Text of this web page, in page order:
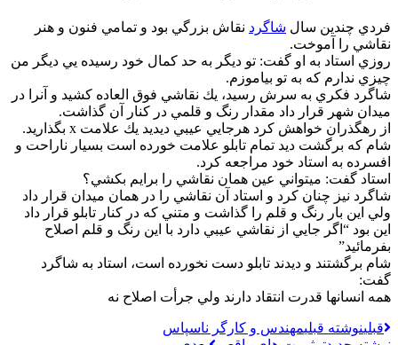
فردي چندين سال شاگرد نقاش بزرگي بود و تمامي فنون و هنر
نقاشي را آموخت.
روزي استاد به او گفت: تو ديگر به حد كمال خود رسيده يي ديگر من
چيزي ندارم كه به تو بياموزم.
شاگرد فكري به سرش رسيد، يك نقاشي فوق العاده كشيد و آنرا در
ميدان شهر قرار داد مقدار رنگ و قلمي در كنار آن گذاشت.
از رهگذران خواهش كرد هرجايي عيبي ديديد يك علامت x بگذاريد.
شام كه برگشت ديد تمام تابلو علامت خورده است بسيار ناراحت و
افسرده به استاد خود مراجعه كرد.
استاد گفت: ميتواني عين همان نقاشي را برايم بكشي؟
شاگرد نيز چنان كرد و استاد آن نقاشي را در همان ميدان قرار داد
ولي اين بار رنگ و قلم را گذاشت و متني كه در كنار تابلو قرار داد
اين بود “اگر جايي از نقاشي عيبي دارد با اين رنگ و قلم اصلاح
بفرمائيد”
شام برگشتند و ديدند تابلو دست نخورده است، استاد به شاگرد
گفت:
همه انسانها قدرت انتقاد دارند ولي جرأت اصلاح نه
قبلینوشته قبلیمهندس و کارگر ناسپاس